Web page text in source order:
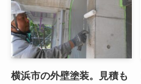
横浜市の外壁塗装。見積も